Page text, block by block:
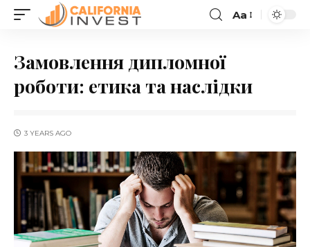
Aa
Замовлення дипломної
роботи: етика та наслідки
3 YEARS AGO